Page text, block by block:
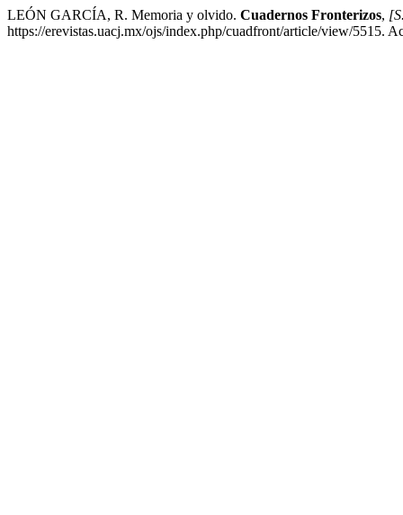
LEÓN GARCÍA, R. Memoria y olvido. Cuadernos Fronterizos,
https://erevistas.uacj.mx/ojs/index.php/cuadfront/article/view/5515.